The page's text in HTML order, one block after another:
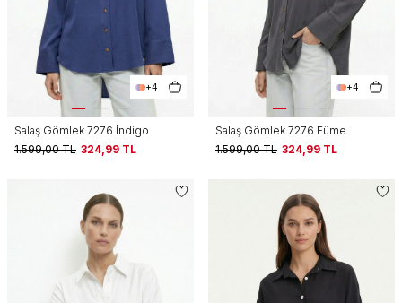
+4
Salaş Gömlek 7276 İndigo
1.599,00TL 324,99 TL
+4
Salaş Gömlek 7276 Füme
1.599,00TL 324,99 TL